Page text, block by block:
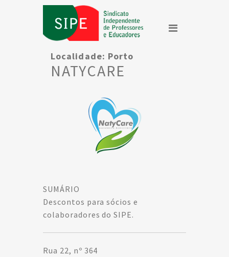
Localidade: Porto
NATYCARE
SUMÁRIO
Descontos para sócios e
colaboradores do SIPE.
Rua 22, nº 364